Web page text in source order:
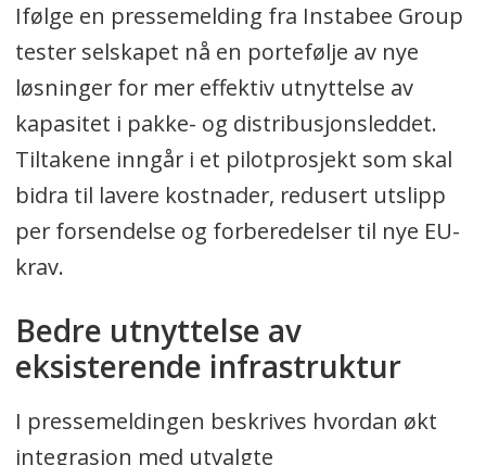
Ifølge en pressemelding fra Instabee Group
tester selskapet nå en portefølje av nye
løsninger for mer effektiv utnyttelse av
kapasitet i pakke- og distribusjonsleddet.
Tiltakene inngår i et pilotprosjekt som skal
bidra til lavere kostnader, redusert utslipp
per forsendelse og forberedelser til nye EU-
krav.
Bedre utnyttelse av
eksisterende infrastruktur
I pressemeldingen beskrives hvordan økt
integrasjon med utvalgte